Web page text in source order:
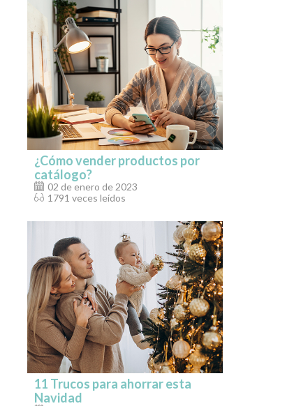
¿Cómo vender productos por
catálogo?
02 de enero de 2023
1791 veces leídos
11 Trucos para ahorrar esta
Navidad